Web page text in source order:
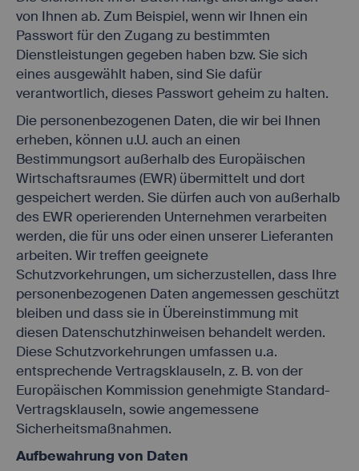
von Ihnen ab. Zum Beispiel, wenn wir Ihnen ein
Passwort für den Zugang zu bestimmten
Dienstleistungen gegeben haben bzw. Sie sich
eines ausgewählt haben, sind Sie dafür
verantwortlich, dieses Passwort geheim zu halten.
Die personenbezogenen Daten, die wir bei Ihnen
erheben, können u.U. auch an einen
Bestimmungsort außerhalb des Europäischen
Wirtschaftsraumes (EWR) übermittelt und dort
gespeichert werden. Sie dürfen auch von außerhalb
des EWR operierenden Unternehmen verarbeiten
werden, die für uns oder einen unserer Lieferanten
arbeiten. Wir treffen geeignete
Schutzvorkehrungen, um sicherzustellen, dass Ihre
personenbezogenen Daten angemessen geschützt
bleiben und dass sie in Übereinstimmung mit
diesen Datenschutzhinweisen behandelt werden.
Diese Schutzvorkehrungen umfassen u.a.
entsprechende Vertragsklauseln, z. B. von der
Europäischen Kommission genehmigte Standard-
Vertragsklauseln, sowie angemessene
Sicherheitsmaßnahmen.
Aufbewahrung von Daten